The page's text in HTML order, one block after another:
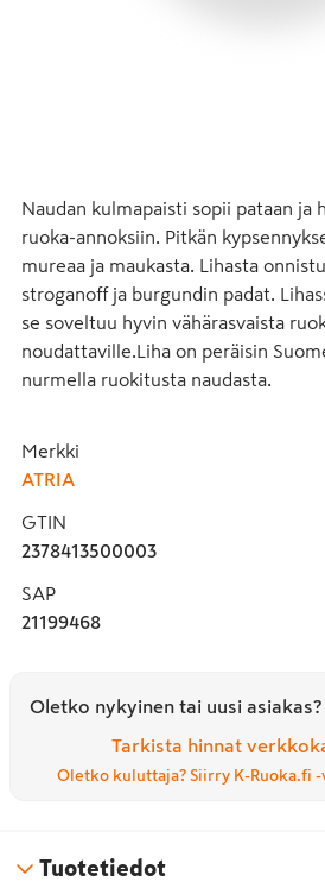
Naudan kulmapaisti sopii pataan ja
ruoka-annoksiin. Pitkän
mureaa ja maukasta. Lihasta
stroganoff ja burgundin padat.
se soveltuu hyvin vähärasvaista
noudattaville.Liha on peräisin
nurmella ruokitusta naudasta.
Merkki
ATRIA
GTIN
2378413500003
SAP
21199468
Oletko nykyinen tai uusi asiakas?
Tarkista hinnat
Oletko kuluttaja? Siirry K-Ruoka.fi
Tuotetiedot